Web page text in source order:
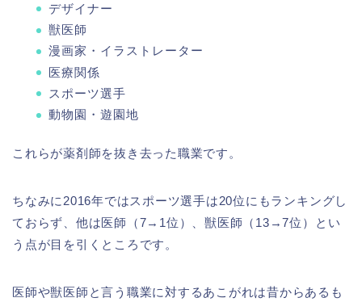
デザイナー
獣医師
漫画家・イラストレーター
医療関係
スポーツ選手
動物園・遊園地
これらが薬剤師を抜き去った職業です。
ちなみに2016年ではスポーツ選手は20位にもランキングし
ておらず、他は医師（7→1位）、獣医師（13→7位）とい
う点が目を引くところです。
医師や獣医師と言う職業に対するあこがれは昔からあるも